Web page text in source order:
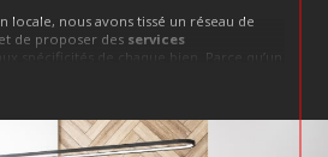
nous avons tissé un réseau de
de proposer des services
spécificités de chaque bien. Parce qu’un
doit résonner avec son propriétaire et